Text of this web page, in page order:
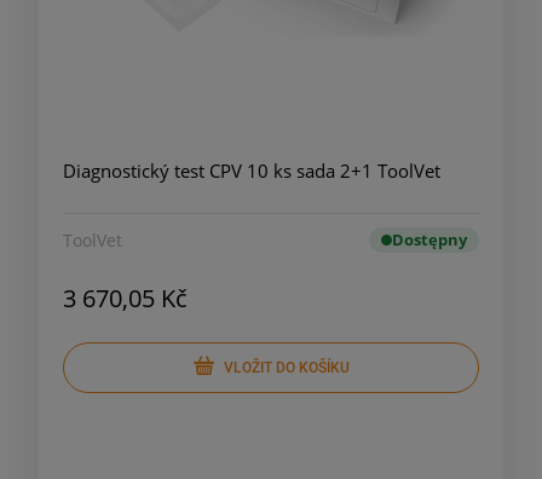
Diagnostický test CPV 10 ks sada 2+1 ToolVet
ToolVet Dostępny
3 670,05 Kč
VLOŽIT DO KOŠÍKU